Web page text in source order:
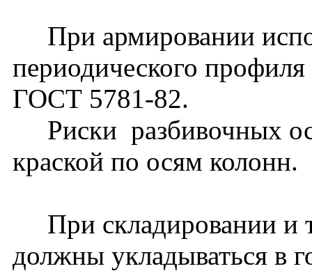
При армировании
периодического
ГОСТ 5781-82.
Риски разбивочных
краской по осям колонн.
При складировании и
должны укладываться в